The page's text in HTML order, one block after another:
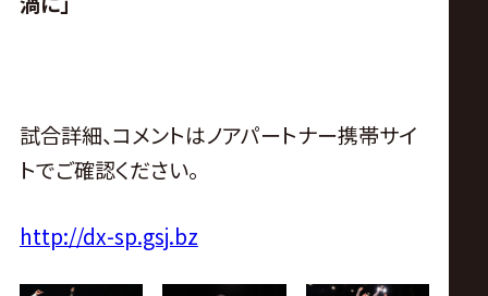
試合詳細、コメントはノアパートナー携帯サイ
トでご確認ください。
http://dx-sp.gsj.bz